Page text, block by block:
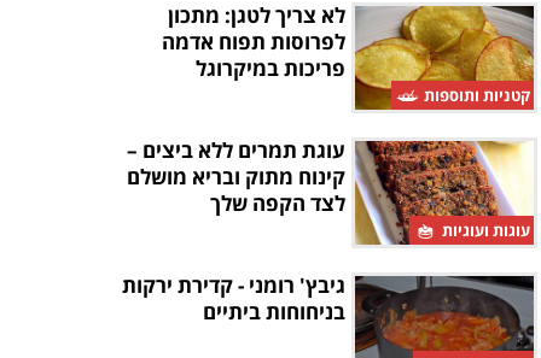
קטניות ותוספות
לא צריך לטגן: מתכון
לפרוסות תפוח אדמה
פריכות במיקרוגל
עוגות ועוגיות
עוגת תמרים ללא ביצים –
קינוח מתוק ובריא מושלם
לצד הקפה שלך
גיבץ' רומני - קדירת ירקות
בניחוחות ביתיים